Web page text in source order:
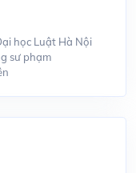
học Luật Hà Nội
sư phạm